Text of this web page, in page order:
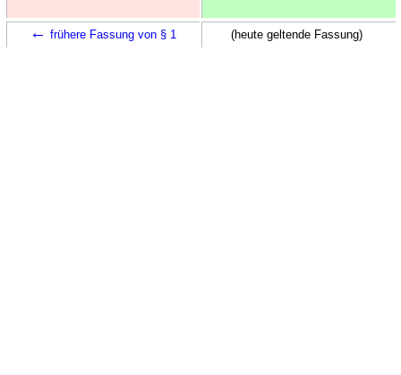
← frühere Fassung von § 1 (heute geltende Fassung)